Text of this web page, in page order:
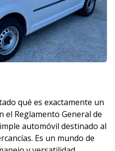
qué es exactamente un
el Reglamento General de
automóvil destinado al
Es un mundo de